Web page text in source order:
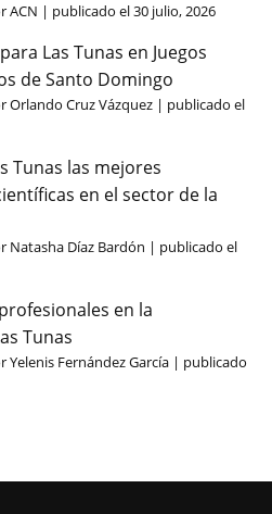
ACN | publicado el 30 julio, 2026
Las Tunas en Juegos
de Santo Domingo
Orlando Cruz Vázquez | publicado el
Tunas las mejores
en el sector de la
Natasha Díaz Bardón | publicado el
en la
Tunas
Yelenis Fernández García | publicado